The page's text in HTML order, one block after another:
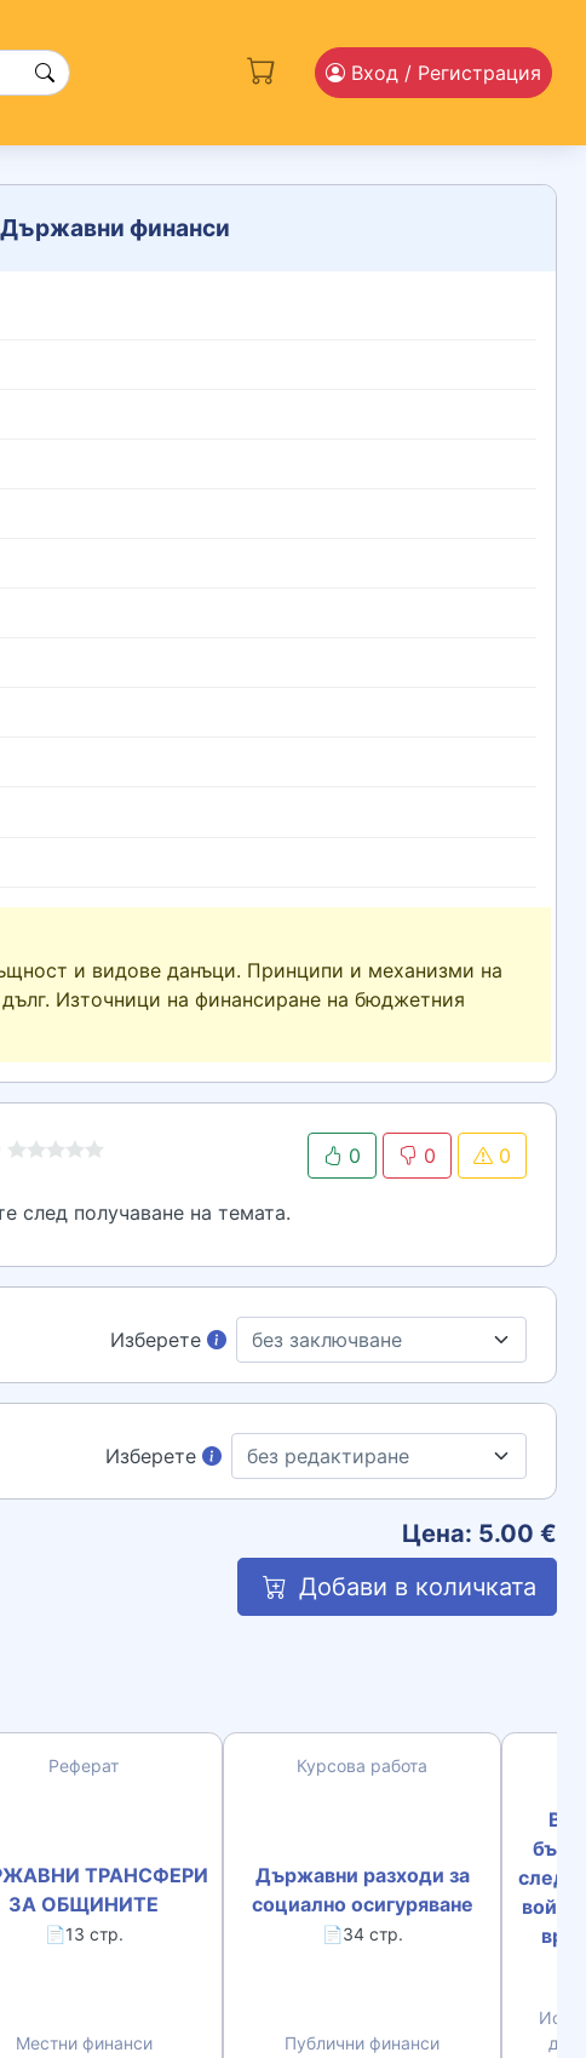
Вход / Регистрация
Държавни финанси
и видове данъци. Принципи и механизми на
Източници на финансиране на бюджетния
0 0 0
след получаване на темата.
Изберете
Изберете
Цена: 5.00 €
Добави в количката
Реферат
ТРАНСФЕРИ
ЗА ОБЩИНИТЕ
📄13 стр.
Местни финанси
Курсова работа
Държавни разходи за
социално осигуряване
📄34 стр.
Публични финанси
след
война